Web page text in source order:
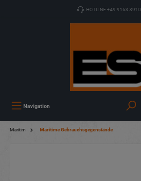
HOTLINE +49 9163 8910
Navigation
Maritim Maritime Gebrauchsgegenstände